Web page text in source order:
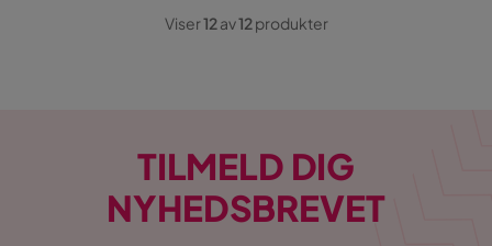
Viser12av12produkter
TILMELD DIG
NYHEDSBREVET